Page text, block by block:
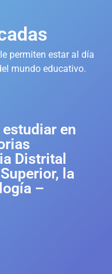
permiten estar al día
mundo educativo.
estudiar en
Distrital
la
–